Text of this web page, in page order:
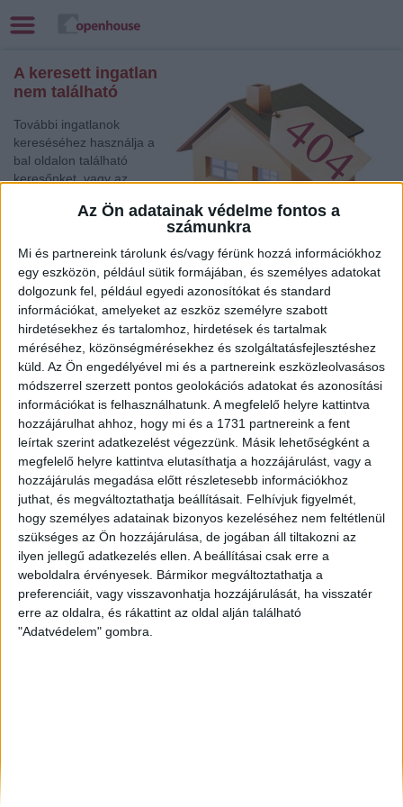
Az Ön adatainak védelme fontos a
számunkra
Mi és partnereink tárolunk és/vagy férünk hozzá információkhoz
egy eszközön, például sütik formájában, és személyes adatokat
dolgozunk fel, például egyedi azonosítókat és standard
információkat, amelyeket az eszköz személyre szabott
hirdetésekhez és tartalomhoz, hirdetések és tartalmak
méréséhez, közönségmérésekhez és szolgáltatásfejlesztéshez
küld. Az Ön engedélyével mi és a partnereink eszközleolvasásos
módszerrel szerzett pontos geolokációs adatokat és azonosítási
információkat is felhasználhatunk. A megfelelő helyre kattintva
hozzájárulhat ahhoz, hogy mi és a 1731 partnereink a fent
leírtak szerint adatkezelést végezzünk. Másik lehetőségként a
megfelelő helyre kattintva elutasíthatja a hozzájárulást, vagy a
hozzájárulás megadása előtt részletesebb információkhoz
juthat, és megváltoztathatja beállításait. Felhívjuk figyelmét,
hogy személyes adatainak bizonyos kezeléséhez nem feltétlenül
szükséges az Ön hozzájárulása, de jogában áll tiltakozni az
ilyen jellegű adatkezelés ellen. A beállításai csak erre a
weboldalra érvényesek. Bármikor megváltoztathatja a
preferenciáit, vagy visszavonhatja hozzájárulását, ha visszatér
erre az oldalra, és rákattint az oldal alján található
"Adatvédelem" gombra.
A keresett ingatlan
nem található
További ingatlanok
kereséséhez használja a
bal oldalon található
keresőnket, vagy az
Győr, Eladó Családi ház
Jászberény , Eladó Családi ház
Gödöllő, Eladó Családi ház
, Eladó Társasházi lakás, Családi ház
Szombathely, Eladó Társasházi lakás
Székesfehérvár, Eladó Társasházi lakás, Családi ház
Székesfehérvár, Eladó Társasházi lakás
Sárvár, Eladó Családi ház
Szeged , Eladó Családi ház